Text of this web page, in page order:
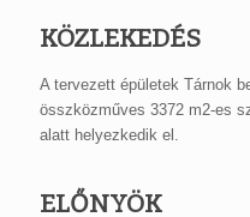
KÖZLEKEDÉS
A tervezett épületek Tárnok
összközműves 3372 m2-es
alatt helyezkedik el.
ELŐNYÖK